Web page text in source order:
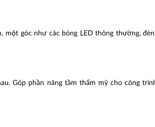
một góc như các bóng LED thông thường,
Góp phần nâng tầm thẩm mỹ cho công